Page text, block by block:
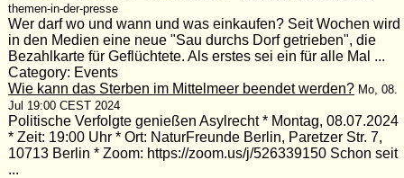
themen-in-der-presse
Wer darf wo und wann und was einkaufen? Seit Wochen wird
in den Medien eine neue "Sau durchs Dorf getrieben", die
Bezahlkarte für Geflüchtete. Als erstes sei ein für alle Mal ...
Category: Events
Wie kann das Sterben im Mittelmeer beendet werden? Mo, 08.
Jul 19:00 CEST 2024
Politische Verfolgte genießen Asylrecht * Montag, 08.07.2024
* Zeit: 19:00 Uhr * Ort: NaturFreunde Berlin, Paretzer Str. 7,
10713 Berlin * Zoom: https://zoom.us/j/526339150 Schon seit
...